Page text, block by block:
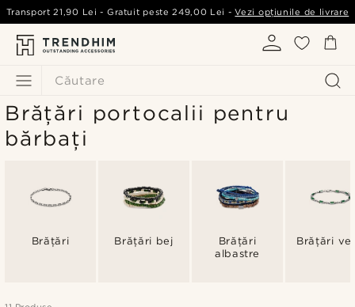
Căutare
Transport 21,90 Lei - Gratuit peste249,00 Lei -Vezi opțiunile de livrare
Brățări portocalii pentru
bărbați
Brățări Brățări bej
Brățări
albastre
Brățări